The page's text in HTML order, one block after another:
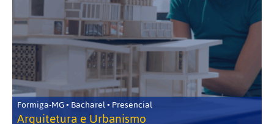
Formiga-MG • Bacharel • Presencial
Arquitetura e Urbanismo